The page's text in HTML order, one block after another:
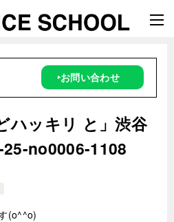
‣お問い合わせ
ハッキリ と」渋谷
no0006-1108
(o^^o)